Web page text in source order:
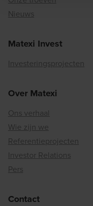
Nieuws
Matexi Invest
Investeringsprojecten
Over Matexi
Ons verhaal
Wie zijn we
Referentieprojecten
Investor Relations
Pers
Contact